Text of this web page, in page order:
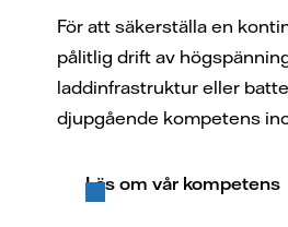
För att säkerställa en
pålitlig drift av
laddinfrastruktur eller
djupgående kompetens
Läs om vår kompetens